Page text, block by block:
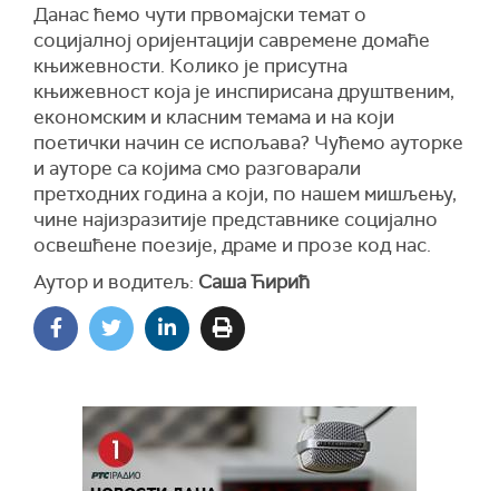
Данас ћемо чути првомајски темат о
социјалној оријентацији савремене домаће
књижевности. Колико је присутна
књижевност која је инспирисана друштвеним,
економским и класним темама и на који
поетички начин се испољава? Чућемо ауторке
и ауторе са којима смо разговарали
претходних година а који, по нашем мишљењу,
чине најизразитије представнике социјално
освешћене поезије, драме и прозе код нас.
Аутор и водитељ: Саша Ћирић